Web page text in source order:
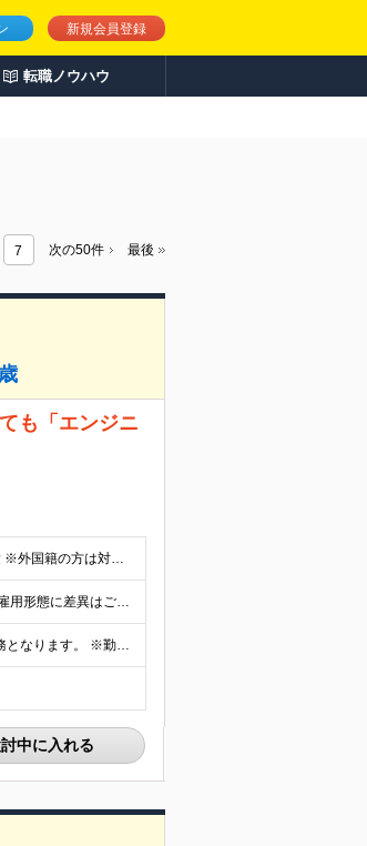
新規会員登録
転職ノウハウ
7 次の50件 最後
も「エンジニ
■学齢不問 ■システム開発分野におけるPM・PL経験2年以上及び開発実務経験 ※外国籍の方は対象外となります。 【休職歴（既往歴）がある方へ】 ・ご病気等により現職で休職期間がある場合は「すでに復職
■想定年収600万円～ 月給41万3,000円～＋賞与(2回) ※試用期間6カ月間中の雇用形態に差異はございません。 ※固定残業代（21時間分/5万8,000円～）を含みます。超過分は別途支給いたし
東京本社・大阪支社、または各プロジェクト先（1都3県、大阪府内）にて勤務となります。 ※勤務地は希望を考慮します。 ※転居を伴う転勤はありません。 ■東京勤務 東京本社または東京都・千葉県・埼玉県・
中に入れる